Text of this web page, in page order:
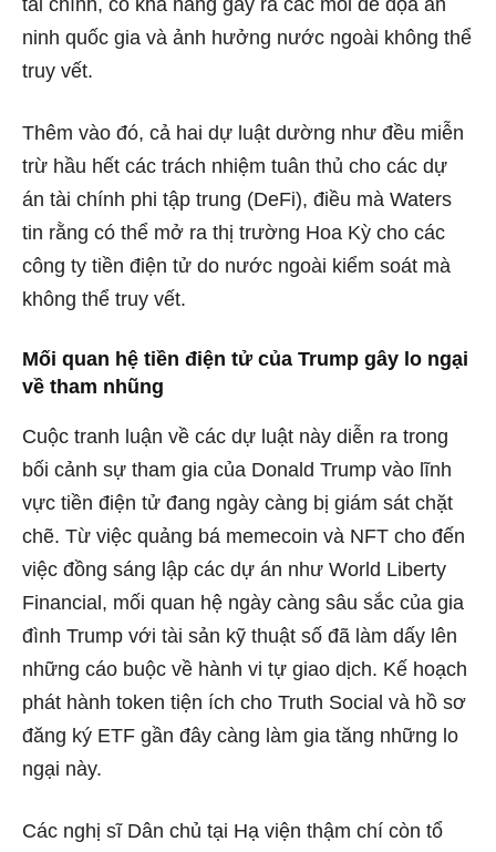
tài chính, có khả năng gây ra các mối đe dọa an
ninh quốc gia và ảnh hưởng nước ngoài không thể
truy vết.
Thêm vào đó, cả hai dự luật dường như đều miễn
trừ hầu hết các trách nhiệm tuân thủ cho các dự
án tài chính phi tập trung (DeFi), điều mà Waters
tin rằng có thể mở ra thị trường Hoa Kỳ cho các
công ty tiền điện tử do nước ngoài kiểm soát mà
không thể truy vết.
Mối quan hệ tiền điện tử của Trump gây lo ngại
về tham nhũng
Cuộc tranh luận về các dự luật này diễn ra trong
bối cảnh sự tham gia của Donald Trump vào lĩnh
vực tiền điện tử đang ngày càng bị giám sát chặt
chẽ. Từ việc quảng bá memecoin và NFT cho đến
việc đồng sáng lập các dự án như World Liberty
Financial, mối quan hệ ngày càng sâu sắc của gia
đình Trump với tài sản kỹ thuật số đã làm dấy lên
những cáo buộc về hành vi tự giao dịch. Kế hoạch
phát hành token tiện ích cho Truth Social và hồ sơ
đăng ký ETF gần đây càng làm gia tăng những lo
ngại này.
Các nghị sĩ Dân chủ tại Hạ viện thậm chí còn tổ